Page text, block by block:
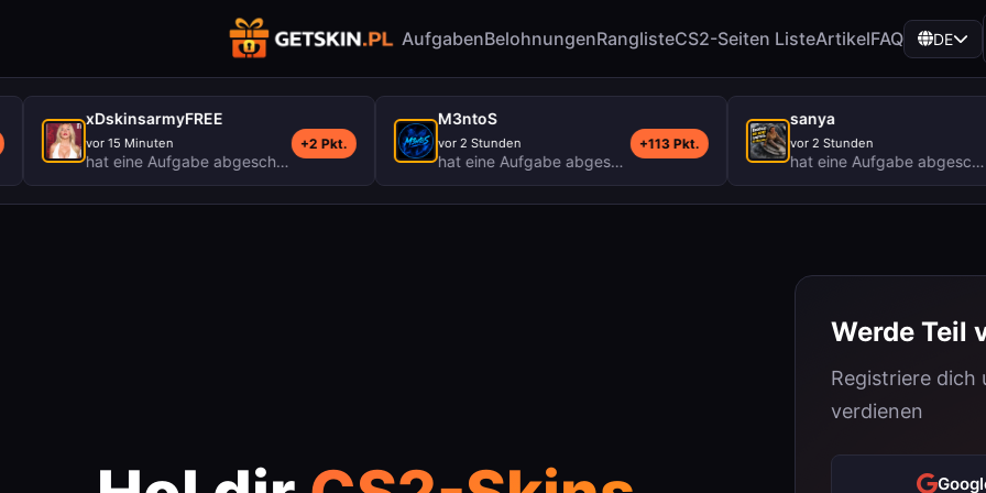
AufgabenBelohnungenRanglisteCS2-Seiten ListeArtikelFAQ DE
Challenge (AyetStudios)
xDskinsarmyFREE
vor 15 Minuten
hat eine Aufgabe abgeschlossen Offerwall - GETSKIN.PL - GETSKIN.PL Web - micro_reward (MyChips)
M3ntoS
vor 2 Stunden
hat eine Aufgabe abgeschlossen CPX Research #75340437 (CPX Research)
sanya
vor 2 Stunden
hat eine Aufgabe abgeschlossen
Werde Teil
Registriere dich
verdienen